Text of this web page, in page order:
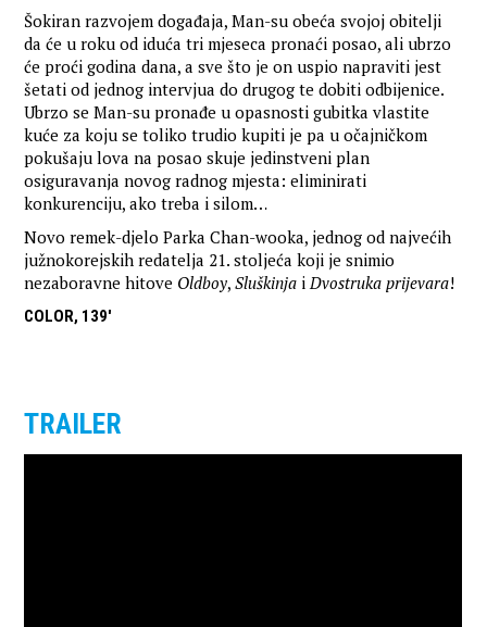
Šokiran razvojem događaja, Man-su obeća svojoj obitelji
da će u roku od iduća tri mjeseca pronaći posao, ali ubrzo
će proći godina dana, a sve što je on uspio napraviti jest
šetati od jednog intervjua do drugog te dobiti odbijenice.
Ubrzo se Man-su pronađe u opasnosti gubitka vlastite
kuće za koju se toliko trudio kupiti je pa u očajničkom
pokušaju lova na posao skuje jedinstveni plan
osiguravanja novog radnog mjesta: eliminirati
konkurenciju, ako treba i silom…
Novo remek-djelo Parka Chan-wooka, jednog od najvećih
južnokorejskih redatelja 21. stoljeća koji je snimio
nezaboravne hitove Oldboy,Sluškinja iDvostruka prijevara!
COLOR, 139'
TRAILER